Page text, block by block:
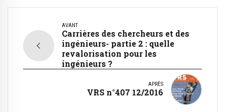
AVANT
Carrières des chercheurs et des
ingénieurs- partie 2 : quelle
revalorisation pour les
ingénieurs ?
APRÈS
VRS n°407 12/2016